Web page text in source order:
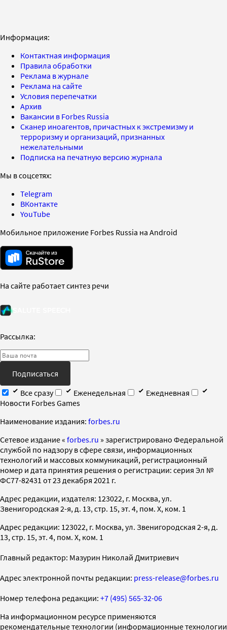
Информация:
Контактная информация
Правила обработки
Реклама в журнале
Реклама на сайте
Условия перепечатки
Архив
Вакансии в Forbes Russia
Сканер иноагентов, причастных к экстремизму и
терроризму и организаций, признанных
нежелательными
Подписка на печатную версию журнала
Мы в соцсетях:
Telegram
ВКонтакте
YouTube
Мобильное приложение Forbes Russia на Android
На сайте работает синтез речи
Рассылка:
Подписаться
Все сразу
Еженедельная
Ежедневная
Новости Forbes Games
Наименование издания: forbes.ru
Cетевое издание « forbes.ru » зарегистрировано Федеральной
службой по надзору в сфере связи, информационных
технологий и массовых коммуникаций, регистрационный
номер и дата принятия решения о регистрации: серия Эл №
ФС77-82431 от 23 декабря 2021 г.
Адрес редакции, издателя: 123022, г. Москва, ул.
Звенигородская 2-я, д. 13, стр. 15, эт. 4, пом. X, ком. 1
Адрес редакции: 123022, г. Москва, ул. Звенигородская 2-я, д.
13, стр. 15, эт. 4, пом. X, ком. 1
Главный редактор: Мазурин Николай Дмитриевич
Адрес электронной почты редакции: press-release@forbes.ru
Номер телефона редакции: +7 (495) 565-32-06
На информационном ресурсе применяются
рекомендательные технологии (информационные технологии